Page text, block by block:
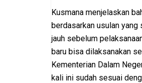
Kusmana menjelaskan
berdasarkan usulan yang
jauh sebelum
baru bisa dilaksanakan
Kementerian Dalam
kali ini sudah sesuai